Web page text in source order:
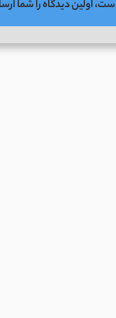
اولین دیدگاه را شما